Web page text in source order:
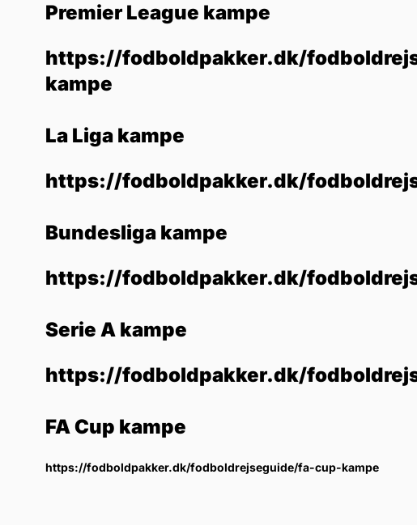
Premier League kampe
https://fodboldpakker.dk/
kampe
La Liga kampe
https://fodboldpakker.dk/
Bundesliga kampe
https://fodboldpakker.dk/
Serie A kampe
https://fodboldpakker.dk/
FA Cup kampe
https://fodboldpakker.dk/fodboldrejseguide/fa-cup-kampe